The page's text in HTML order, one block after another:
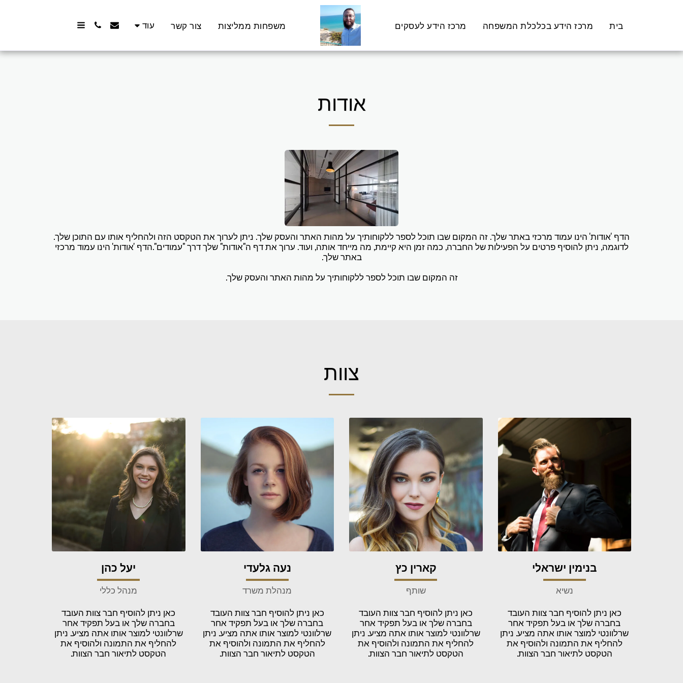
בית מרכז הידע בכלכלת המשפחה מרכז הידע לעסקים משפחות ממליצות צור קשר עוד
אודות
הדף 'אודות' הינו עמוד מרכזי באתר שלך. זה המקום שבו תוכל לספר ללקוחותיך על מהות האתר והעסק שלך. ניתן לערוך את הטקסט הזה ולהחליף אותו עם התוכן שלך.
לדוגמה, ניתן להוסיף פרטים על הפעילות של החברה, כמה זמן היא קיימת, מה מייחד אותה, ועוד. ערוך את דף ה"אודות" שלך דרך "עמודים".הדף 'אודות' הינו עמוד מרכזי
באתר שלך.
זה המקום שבו תוכל לספר ללקוחותיך על מהות האתר והעסק שלך.
צוות
בנימין ישראלי
נשיא
כאן ניתן להוסיף חבר צוות העובד
בחברה שלך או בעל תפקיד אחר
שרלוונטי למוצר אותו אתה מציע. ניתן
להחליף את התמונה ולהוסיף את
הטקסט לתיאור חבר הצוות.
קארין כץ
שותף
כאן ניתן להוסיף חבר צוות העובד
בחברה שלך או בעל תפקיד אחר
שרלוונטי למוצר אותו אתה מציע. ניתן
להחליף את התמונה ולהוסיף את
הטקסט לתיאור חבר הצוות.
נעה גלעדי
מנהלת משרד
כאן ניתן להוסיף חבר צוות העובד
בחברה שלך או בעל תפקיד אחר
שרלוונטי למוצר אותו אתה מציע. ניתן
להחליף את התמונה ולהוסיף את
הטקסט לתיאור חבר הצוות.
יעל כהן
מנהל כללי
כאן ניתן להוסיף חבר צוות העובד
בחברה שלך או בעל תפקיד אחר
שרלוונטי למוצר אותו אתה מציע. ניתן
להחליף את התמונה ולהוסיף את
הטקסט לתיאור חבר הצוות.